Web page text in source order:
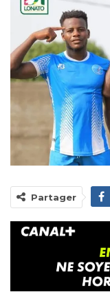
Partager